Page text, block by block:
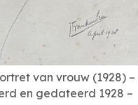
van vrouw (1928) –
en gedateerd 1928 –